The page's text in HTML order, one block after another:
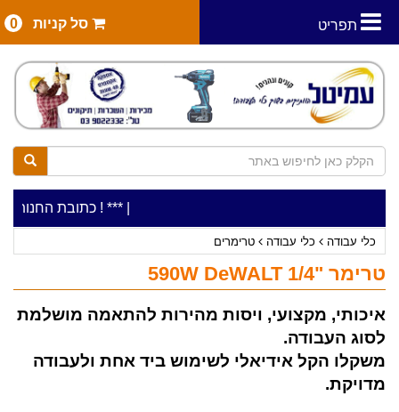
תפריט סל קניות 0
***כתובת החנות: רח' המלאכה 2, ביתן 8 (כניסה ***כלי עבודה להשכרה בתעריף יומי משתלם ! ***
כלי עבודה כלי עבודה טרימרים
טרימר "1/4 590W DeWALT
איכותי, מקצועי, ויסות מהירות להתאמה מושלמת
לסוג העבודה.
משקלו הקל אידיאלי לשימוש ביד אחת ולעבודה
מדויקת.